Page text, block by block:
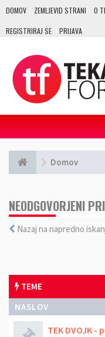
DOMOV ZEMLJEVID STRANI O
REGISTRIRAJ SE PRIJAVA
Domov
NEODGOVORJENI
Nazaj na napredno
TEME
NASLOV
TEK DVOJK